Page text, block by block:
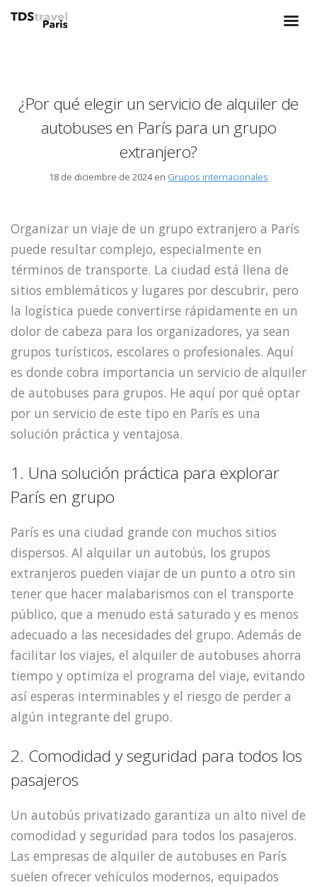
¿Por qué elegir un servicio de alquiler de
autobuses en París para un grupo
extranjero?
18 de diciembre de 2024 en Grupos internacionales
Organizar un viaje de un grupo extranjero a París
puede resultar complejo, especialmente en
términos de transporte. La ciudad está llena de
sitios emblemáticos y lugares por descubrir, pero
la logística puede convertirse rápidamente en un
dolor de cabeza para los organizadores, ya sean
grupos turísticos, escolares o profesionales. Aquí
es donde cobra importancia un servicio de alquiler
de autobuses para grupos. He aquí por qué optar
por un servicio de este tipo en París es una
solución práctica y ventajosa.
1. Una solución práctica para explorar
París en grupo
París es una ciudad grande con muchos sitios
dispersos. Al alquilar un autobús, los grupos
extranjeros pueden viajar de un punto a otro sin
tener que hacer malabarismos con el transporte
público, que a menudo está saturado y es menos
adecuado a las necesidades del grupo. Además de
facilitar los viajes, el alquiler de autobuses ahorra
tiempo y optimiza el programa del viaje, evitando
así esperas interminables y el riesgo de perder a
algún integrante del grupo.
2. Comodidad y seguridad para todos los
pasajeros
Un autobús privatizado garantiza un alto nivel de
comodidad y seguridad para todos los pasajeros.
Las empresas de alquiler de autobuses en París
suelen ofrecer vehículos modernos, equipados